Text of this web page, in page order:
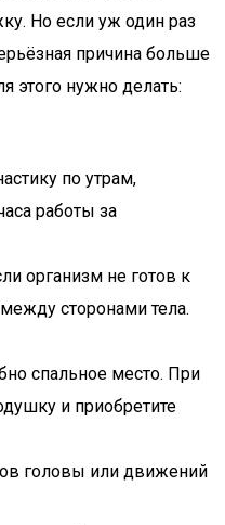
Но если уж один раз
причина больше
этого нужно делать:
по утрам,
работы за
организм не готов к
сторонами тела.
спальное место. При
и приобретите
головы или движений